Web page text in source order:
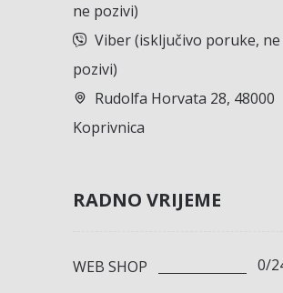
ne pozivi)
Viber (isključivo poruke, ne
pozivi)
Rudolfa Horvata 28, 48000
Koprivnica
RADNO VRIJEME
WEB SHOP 0/